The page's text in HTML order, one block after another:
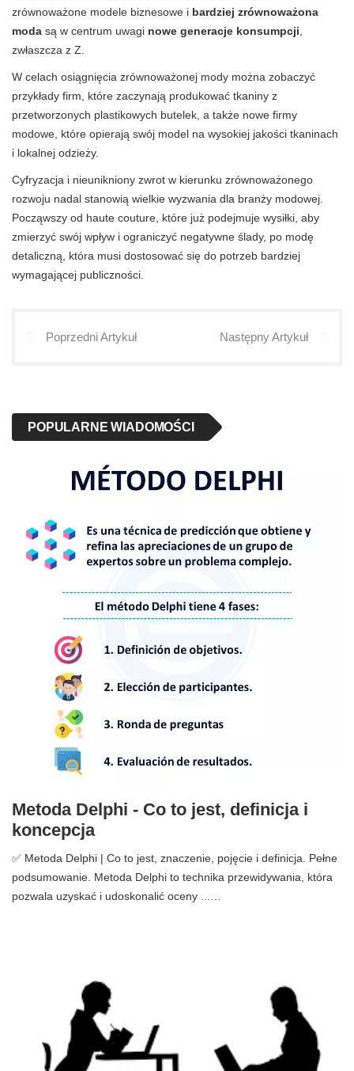
zrównoważone modele biznesowe i bardziej zrównoważona
moda są w centrum uwagi nowe generacje konsumpcji
zwłaszcza z Z.
W celach osiągnięcia zrównoważonej mody można zobaczyć
przykłady firm, które zaczynają produkować tkaniny z
przetworzonych plastikowych butelek, a także nowe firmy
modowe, które opierają swój model na wysokiej jakości tkaninach
i lokalnej odzieży.
Cyfryzacja i nieunikniony zwrot w kierunku zrównoważonego
rozwoju nadal stanowią wielkie wyzwania dla branży modowej.
Począwszy od haute couture, które już podejmuje wysiłki, aby
zmierzyć swój wpływ i ograniczyć negatywne ślady, po modę
detaliczną, która musi dostosować się do potrzeb bardziej
wymagającej publiczności.
Poprzedni Artykuł Następny Artykuł
POPULARNE WIADOMOŚCI
Metoda Delphi - Co to jest, definicja i
koncepcja
✅ Metoda Delphi | Co to jest, znaczenie, pojęcie i definicja. Pełne
podsumowanie. Metoda Delphi to technika przewidywania, która
pozwala uzyskać i udoskonalić oceny ...…